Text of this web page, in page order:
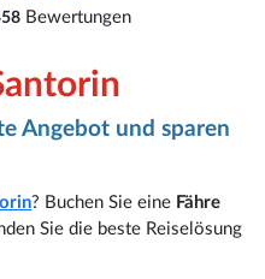
Angebot und sparen
? Buchen Sie eine Fähre
Sie die beste Reiselösung